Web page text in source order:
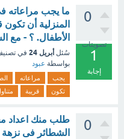
0
تصويتات
1
إجابة
ما يجب مراعاته
المنزلية أن
الأطفال. ؟ - مع
سُئل أبريل 24 في
بواسطة عبود
يجب مراعاته
تكون
قريبة
0
طلب منك اعداد
الشطائر فى نزهة